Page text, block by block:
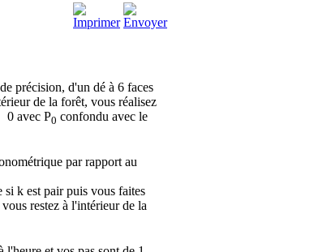
précision, d'un dé à 6 faces
de la forêt, vous réalisez
0 avec P0 confondu avec le
par rapport au
k est pair puis vous faites
restez à l'intérieur de la